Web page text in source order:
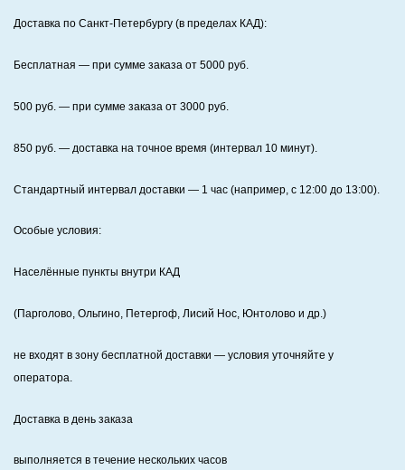
Доставка по Санкт‑Петербургу (в пределах КАД):
Бесплатная — при сумме заказа от 5000 руб.
500 руб. — при сумме заказа от 3000 руб.
850 руб. — доставка на точное время (интервал 10 минут).
Стандартный интервал доставки — 1 час (например, с 12:00 до 13:00).
Особые условия:
Населённые пункты внутри КАД
(Парголово, Ольгино, Петергоф, Лисий Нос, Юнтолово и др.)
не входят в зону бесплатной доставки — условия уточняйте у
оператора.
Доставка в день заказа
выполняется в течение нескольких часов